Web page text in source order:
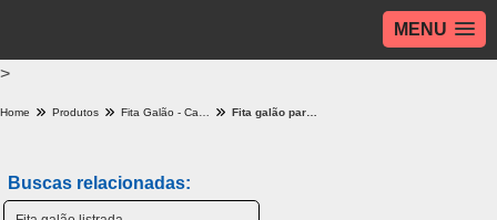
MENU
>
Home Produtos
Buscas relacionadas: